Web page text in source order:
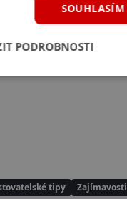
tipy Zajímavosti
SOUHLASÍM
PODROBNOSTI